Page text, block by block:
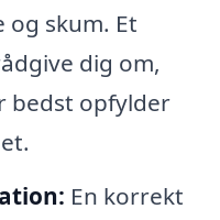
og skum. Et
dig om,
bedst opfylder
En korrekt